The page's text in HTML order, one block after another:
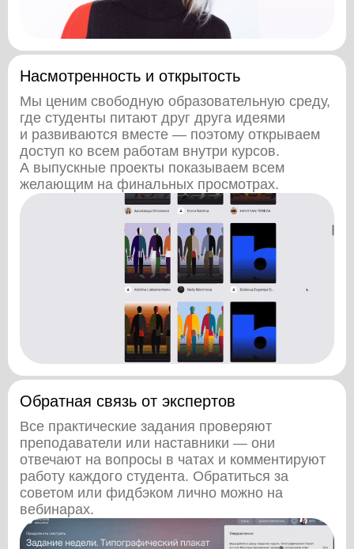
Насмотренность и открытость
Мы ценим свободную образовательную среду,
где студенты питают друг друга идеями
и развиваются вместе — поэтому открываем
доступ ко всем работам внутри курсов.
А выпускные проекты показываем всем
желающим на финальных просмотрах.
Обратная связь от экспертов
Все практические задания проверяют
преподаватели или наставники — они
отвечают на вопросы в чатах и комментируют
работу каждого студента. Обратиться за
советом или фидбэком лично можно на
вебинарах.